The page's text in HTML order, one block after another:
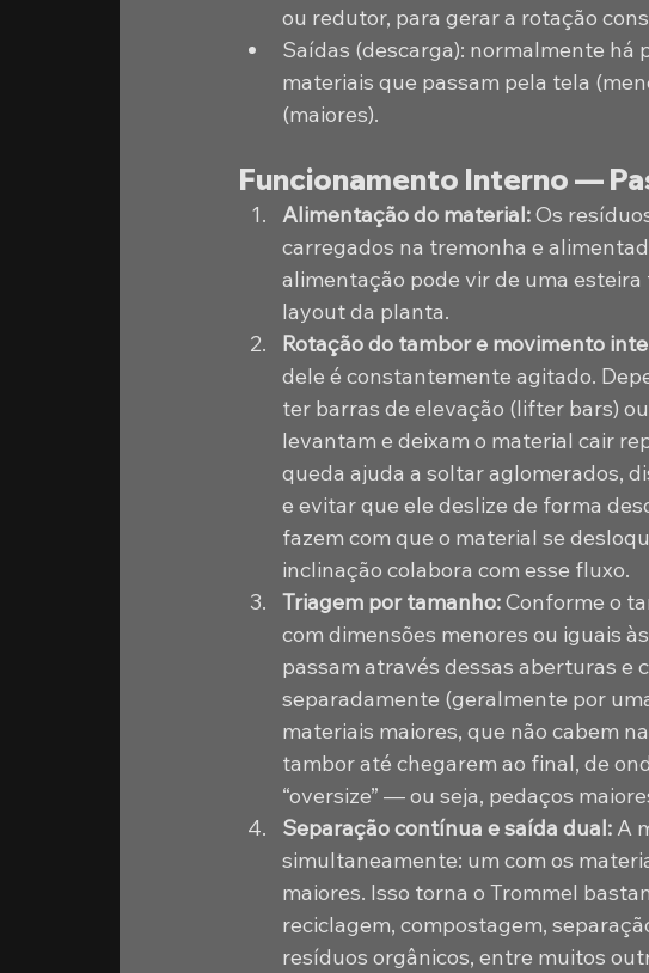
ou redutor, para gerar a rotação
Saídas (descarga): normalmente há
materiais que passam pela tela
(maiores).
Funcionamento Interno —
Alimentação do material: Os
carregados na tremonha e
alimentação pode vir de uma
layout da planta.
Rotação do tambor e movimento
dele é constantemente agitado.
ter barras de elevação (lifter bars)
levantam e deixam o material cair
queda ajuda a soltar aglomerados,
e evitar que ele deslize de forma
fazem com que o material se
inclinação colabora com esse fluxo.
Triagem por tamanho: Conforme o
com dimensões menores ou iguais
passam através dessas aberturas e
separadamente (geralmente por
materiais maiores, que não cabem
tambor até chegarem ao final, de
“oversize” — ou seja, pedaços
Separação contínua e saída dual: A
simultaneamente: um com os
maiores. Isso torna o Trommel
reciclagem, compostagem,
resíduos orgânicos, entre muitos